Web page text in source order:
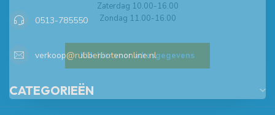
0513-785550
verkoop@rubberbotenonline.nl
CATEGORIEËN
Zaterdag 10.00-16.00
Zondag 11.00-16.00
Klik hier voor adresgegevens